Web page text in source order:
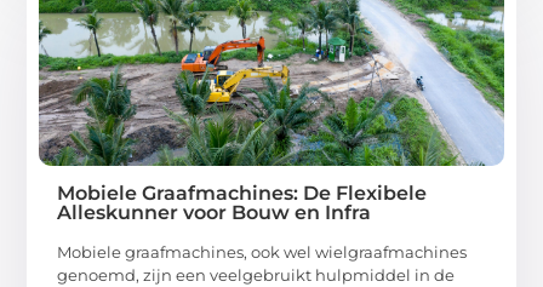
Mobiele Graafmachines: De Flexibele
Alleskunner voor Bouw en Infra
Mobiele graafmachines, ook wel wielgraafmachines
genoemd, zijn een veelgebruikt hulpmiddel in de